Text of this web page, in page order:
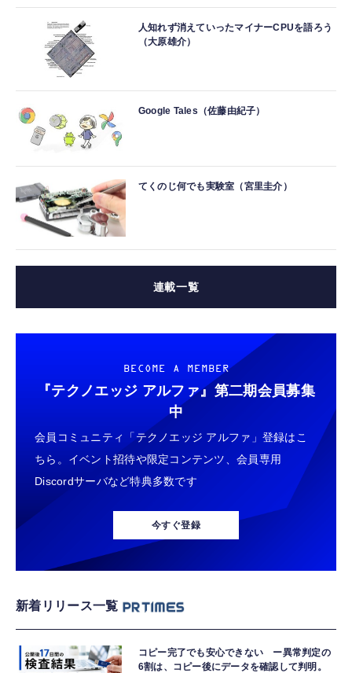
人知れず消えていったマイナーCPUを語ろう
（大原雄介）
Google Tales（佐藤由紀子）
てくのじ何でも実験室（宮里圭介）
連載一覧
BECOME A MEMBER
『テクノエッジ アルファ』 第二期会員募集
中
会員コミュニティ「テクノエッジ アルファ」登録はこ
ちら。イベント招待や限定コンテンツ、会員専用
Discordサーバなど特典多数です
今すぐ登録
新着リリース一覧
コピー完了でも安心できない ー異常判定の
6割は、コピー後にデータを確認して判明。